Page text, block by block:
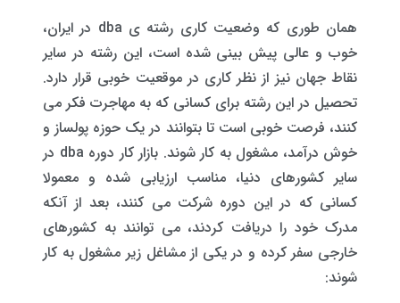
همان طوری که وضعیت کاری رشته ی dba در ایران،
خوب و عالی پیش بینی شده است، این رشته در سایر
نقاط جهان نیز از نظر کاری در موقعیت خوبی قرار دارد.
تحصیل در این رشته برای کسانی که به مهاجرت فکر می
کنند، فرصت خوبی است تا بتوانند در یک حوزه پولساز و
خوش درآمد، مشغول به کار شوند. بازار کار دوره dba در
سایر کشورهای دنیا، مناسب ارزیابی شده و معمولا
کسانی که در این دوره شرکت می کنند، بعد از آنکه
مدرک خود را دریافت کردند، می توانند به کشورهای
خارجی سفر کرده و در یکی از مشاغل زیر مشغول به کار
شوند: